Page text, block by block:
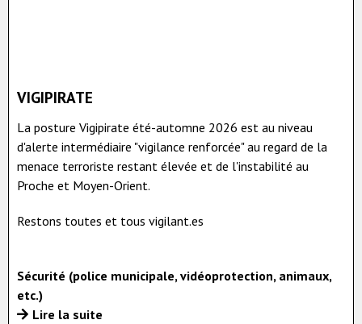
VIGIPIRATE
La posture Vigipirate été-automne 2026 est au niveau
d'alerte intermédiaire "vigilance renforcée" au regard de la
menace terroriste restant élevée et de l'instabilité au
Proche et Moyen-Orient.
Restons toutes et tous vigilant.es
Sécurité (police municipale, vidéoprotection, animaux,
etc.)
Lire la suite